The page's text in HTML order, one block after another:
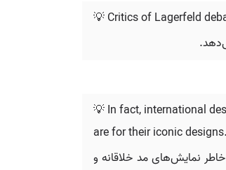
💡 Critics of Lagerfeld
💡 In fact, international
are for their iconic designs.
خاطر نمایش‌های مد خلاقانه و